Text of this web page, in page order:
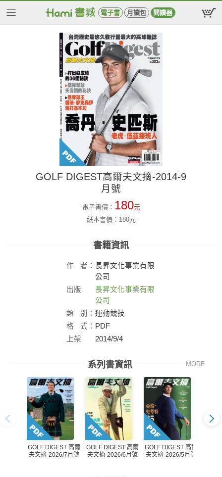
電子書 月讀包 閱讀器
GOLF DIGEST高爾夫文摘-2014-9
月號
電子書價： 180元
紙本書價：180元
書籍資訊
作 者： 長昇文化事業有限
公司
出版
長昇文化事業有限
公司
類
別： 運動競技
格
式： PDF
上架
2014/9/4
系列書資訊 MORE
GOLF DIGEST 高爾
夫文摘-2026/7月號
GOLF DIGEST 高爾
夫文摘-2026/6月號
GOLF DIGEST 高爾
夫文摘-2026/5月號